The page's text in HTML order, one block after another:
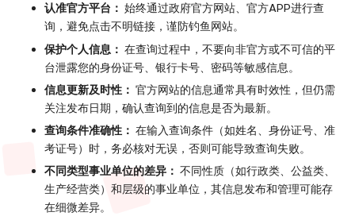
认准官方平台： 始终通过政府官方网站、官方APP进行查
询，避免点击不明链接，谨防钓鱼网站。
保护个人信息： 在查询过程中，不要向非官方或不可信的平
台泄露您的身份证号、银行卡号、密码等敏感信息。
信息更新及时性： 官方网站的信息通常具有时效性，但仍需
关注发布日期，确认查询到的信息是否为最新。
查询条件准确性： 在输入查询条件（如姓名、身份证号、准
考证号）时，务必核对无误，否则可能导致查询失败。
不同类型事业单位的差异： 不同性质（如行政类、公益类、
生产经营类）和层级的事业单位，其信息发布和管理可能存
在细微差异。